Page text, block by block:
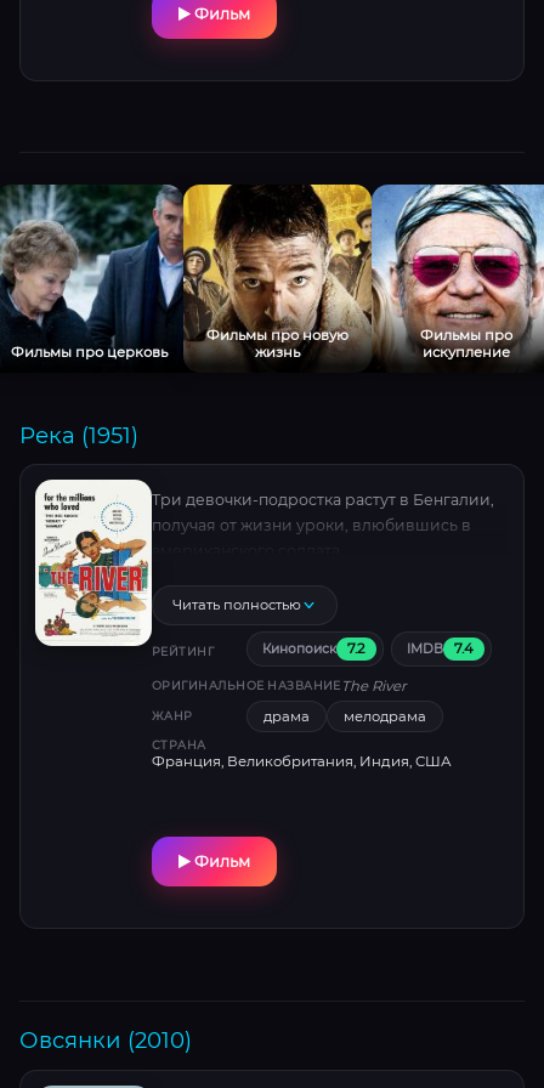
Фильм
Фильмы про церковь
Фильмы про новую
жизнь
Фильмы про
искупление
Река (1951)
Три девочки-подростка растут в Бенгалии,
получая от жизни уроки, влюбившись в
Читать полностью
РЕЙТИНГ Кинопоиск 7.2 IMDB 7.4
ОРИГИНАЛЬНОЕ НАЗВАНИЕ The River
ЖАНР драма мелодрама
СТРАНА
Франция, Великобритания, Индия, США
Фильм
Овсянки (2010)